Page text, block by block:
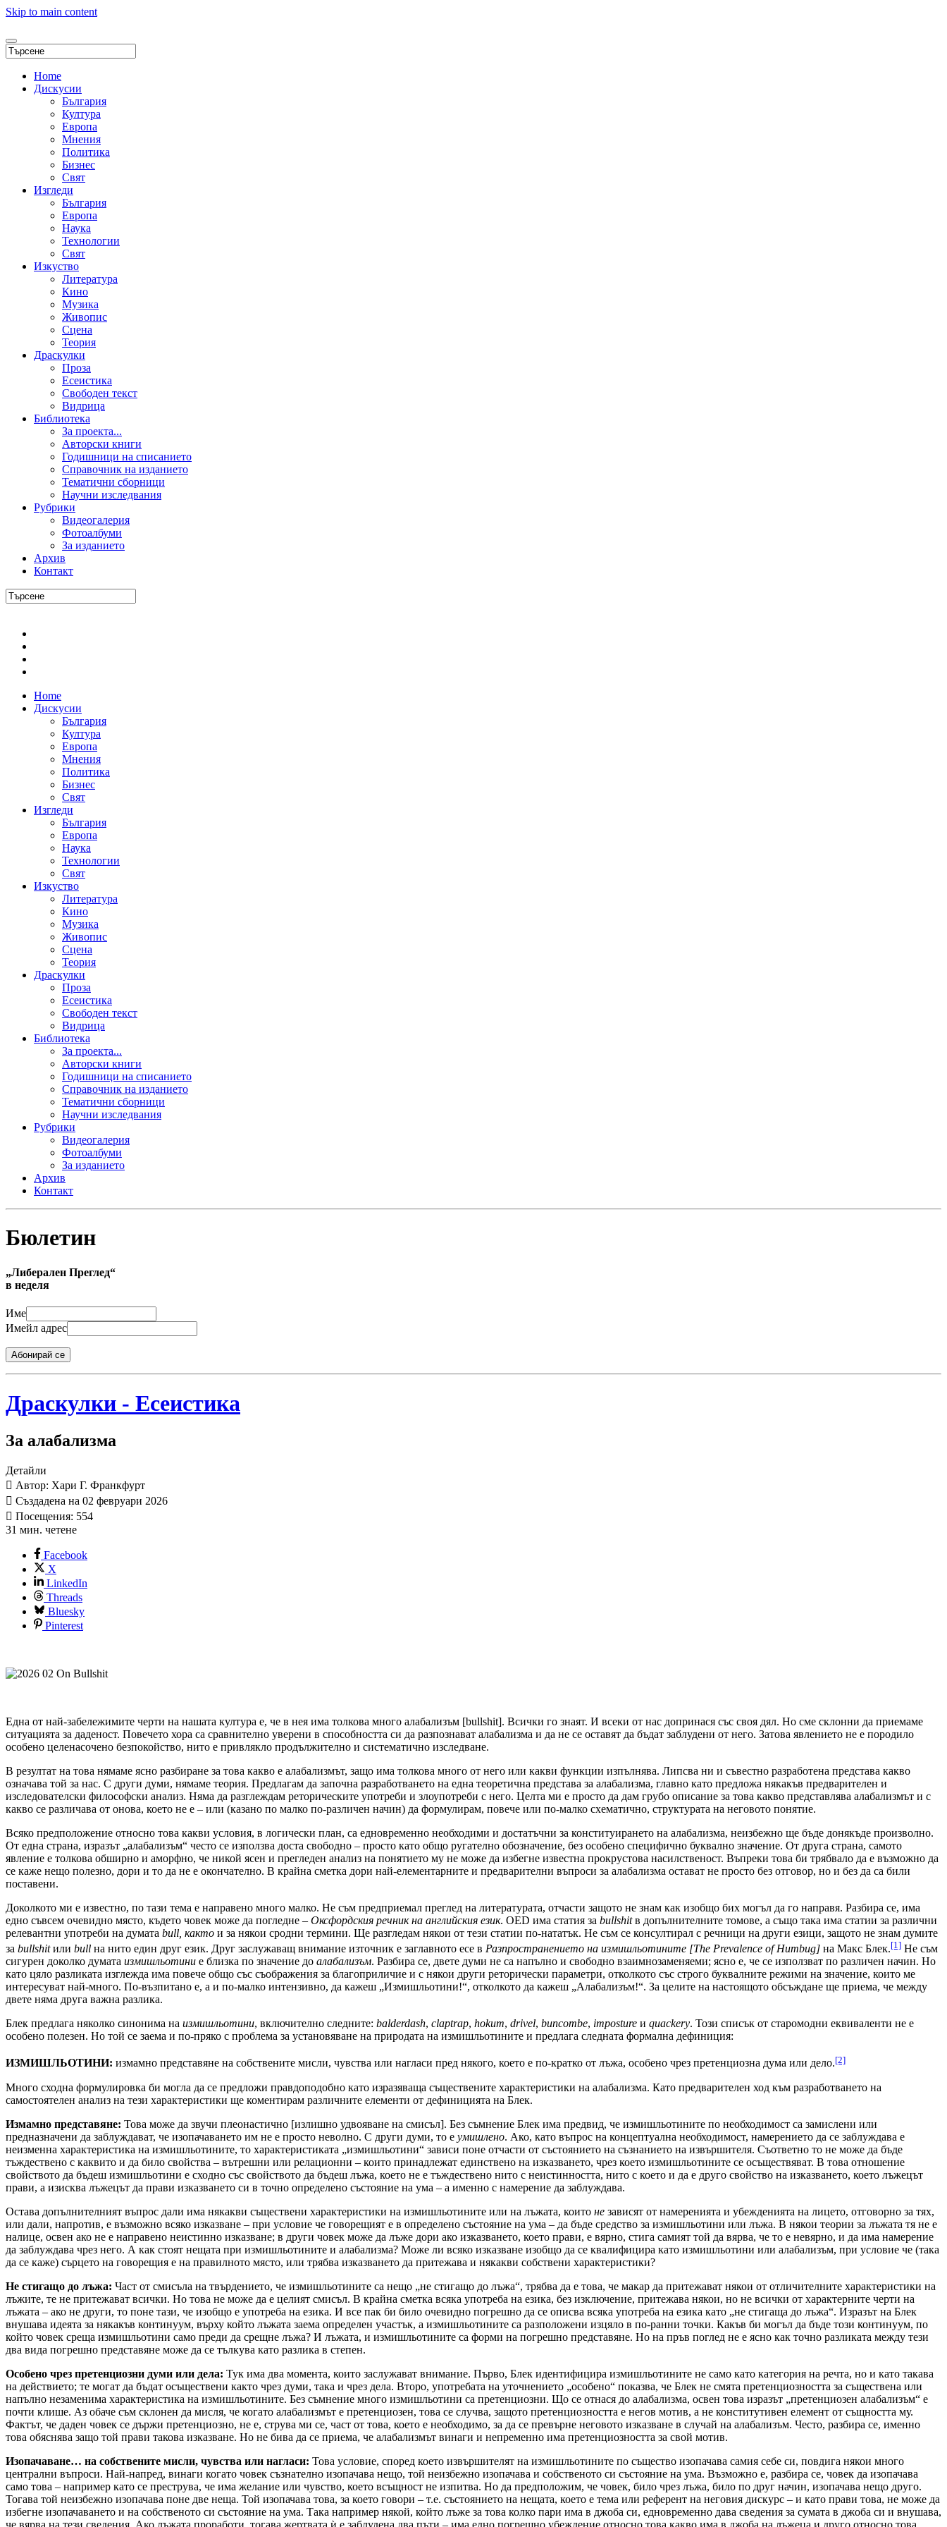
Skip to main content
Home
Дискусии
България
Култура
Европа
Мнения
Политика
Бизнес
Свят
Изгледи
България
Европа
Наука
Технологии
Свят
Изкуство
Литература
Кино
Музика
Живопис
Сцена
Теория
Драскулки
Проза
Есеистика
Свободен текст
Видрица
Библиотека
За проекта...
Авторски книги
Годишници на списанието
Справочник на изданието
Тематични сборници
Научни изследвания
Рубрики
Видеогалерия
Фотоалбуми
За изданието
Архив
Контакт
Home
Дискусии
България
Култура
Европа
Мнения
Политика
Бизнес
Свят
Изгледи
България
Европа
Наука
Технологии
Свят
Изкуство
Литература
Кино
Музика
Живопис
Сцена
Теория
Драскулки
Проза
Есеистика
Свободен текст
Видрица
Библиотека
За проекта...
Авторски книги
Годишници на списанието
Справочник на изданието
Тематични сборници
Научни изследвания
Рубрики
Видеогалерия
Фотоалбуми
За изданието
Архив
Контакт
Бюлетин
„Либерален Преглед“
в неделя
Име
Имейл адрес
Абонирай се
Драскулки - Есеистика
За алабализма
Детайли
Автор: Хари Г. Франкфурт
Създадена на 02 февруари 2026
Посещения: 554
31 мин. четене
Facebook
X
LinkedIn
Threads
Bluesky
Pinterest
Една от най-забележимите черти на нашата култура е, че в нея има толкова много алабализъм [bullshit]. Всички го знаят. И всеки от нас допринася със своя дял. Но сме склонни да приемаме
ситуацията за даденост. Повечето хора са сравнително уверени в способността си да разпознават алабализма и да не се оставят да бъдат заблудени от него. Затова явлението не е породило
особено целенасочено безпокойство, нито е привлякло продължително и систематично изследване.
В резултат на това нямаме ясно разбиране за това какво е алабализмът, защо има толкова много от него или какви функции изпълнява. Липсва ни и съвестно разработена представа какво
означава той за нас. С други думи, нямаме теория. Предлагам да започна разработването на една теоретична представа за алабализма, главно като предложа някакъв предварителен и
изследователски философски анализ. Няма да разглеждам реторическите употреби и злоупотреби с него. Целта ми е просто да дам грубо описание за това какво представлява алабализмът и с
какво се различава от онова, което не е – или (казано по малко по-различен начин) да формулирам, повече или по-малко схематично, структурата на неговото понятие.
Всяко предположение относно това какви условия, в логически план, са едновременно необходими и достатъчни за конституирането на алабализма, неизбежно ще бъде донякъде произволно.
От една страна, изразът „алабализъм“ често се използва доста свободно – просто като общо ругателно обозначение, без особено специфично буквално значение. От друга страна, самото
явление е толкова обширно и аморфно, че никой ясен и прегледен анализ на понятието му не може да избегне известна прокрустова насилственост. Въпреки това би трябвало да е възможно да
се каже нещо полезно, дори и то да не е окончателно. В крайна сметка дори най-елементарните и предварителни въпроси за алабализма остават не просто без отговор, но и без да са били
поставени.
Доколкото ми е известно, по тази тема е направено много малко. Не съм предприемал преглед на литературата, отчасти защото не знам как изобщо бих могъл да го направя. Разбира се, има
едно съвсем очевидно място, където човек може да погледне – Оксфордския речник на английския език. OED има статия за bullshitв допълнителните томове, а също така има статии за различни
релевантни употреби на думата bull , както и за някои сродни термини. Ще разгледам някои от тези статии по-нататък. Не съм се консултирал с речници на други езици, защото не знам думите
за bullshitили bull на нито един друг език. Друг заслужаващ внимание източник е заглавното есе в Разпространението на измишльотините [The Prevalence of Humbug] на Макс Блек.[1] Не съм
сигурен доколко думата измишльотини е близка по значение до алабализъм. Разбира се, двете думи не са напълно и свободно взаимнозаменяеми; ясно е, че се използват по различен начин. Но
като цяло разликата изглежда има повече общо със съображения за благоприличие и с някои други реторически параметри, отколкото със строго буквалните режими на значение, които ме
интересуват най-много. По-възпитано е, а и по-малко интензивно, да кажеш „Измишльотини!“, отколкото да кажеш „Алабализъм!“. За целите на настоящото обсъждане ще приема, че между
двете няма друга важна разлика.
Блек предлага няколко синонима на измишльотини, включително следните: balderdash, claptrap, hokum, drivel, buncombe, imposture и quackery. Този списък от старомодни еквиваленти не е
особено полезен. Но той се заема и по-пряко с проблема за установяване на природата на измишльотините и предлага следната формална дефиниция:
ИЗМИШЛЬОТИНИ: измамно представяне на собствените мисли, чувства или нагласи пред някого, което е по-кратко от лъжа, особено чрез претенциозна дума или дело.[2]
Много сходна формулировка би могла да се предложи правдоподобно като изразяваща съществените характеристики на алабализма. Като предварителен ход към разработването на
самостоятелен анализ на тези характеристики ще коментирам различните елементи от дефиницията на Блек.
Измамно представяне: Това може да звучи плеонастично [излишно удвояване на смисъл]. Без съмнение Блек има предвид, че измишльотините по необходимост са замислени или
предназначени да заблуждават, че изопачаването им не е просто неволно. С други думи, то е умишлено. Ако, като въпрос на концептуална необходимост, намерението да се заблуждава е
неизменна характеристика на измишльотините, то характеристиката „измишльотини“ зависи поне отчасти от състоянието на съзнанието на извършителя. Съответно то не може да бъде
тъждествено с каквито и да било свойства – вътрешни или релационни – които принадлежат единствено на изказването, чрез което измишльотините се осъществяват. В това отношение
свойството да бъдеш измишльотини е сходно със свойството да бъдеш лъжа, което не е тъждествено нито с неистинността, нито с което и да е друго свойство на изказването, което лъжецът
прави, а изисква лъжецът да прави изказването си в точно определено състояние на ума – а именно с намерение да заблуждава.
Остава допълнителният въпрос дали има някакви съществени характеристики на измишльотините или на лъжата, които не зависят от намеренията и убежденията на лицето, отговорно за тях,
или дали, напротив, е възможно всяко изказване – при условие че говорещият е в определено състояние на ума – да бъде средство за измишльотини или лъжа. В някои теории за лъжата тя не е
налице, освен ако не е направено неистинно изказване; в други човек може да лъже дори ако изказването, което прави, е вярно, стига самият той да вярва, че то е невярно, и да има намерение
да заблуждава чрез него. А как стоят нещата при измишльотините и алабализма? Може ли всяко изказване изобщо да се квалифицира като измишльотини или алабализъм, при условие че (така
да се каже) сърцето на говорещия е на правилното място, или трябва изказването да притежава и някакви собствени характеристики?
Не стигащо до лъжа: Част от смисъла на твърдението, че измишльотините са нещо „не стигащо до лъжа“, трябва да е това, че макар да притежават някои от отличителните характеристики на
лъжите, те не притежават всички. Но това не може да е целият смисъл. В крайна сметка всяка употреба на езика, без изключение, притежава някои, но не всички от характерните черти на
лъжата – ако не други, то поне тази, че изобщо е употреба на езика. И все пак би било очевидно погрешно да се описва всяка употреба на езика като „не стигаща до лъжа“. Изразът на Блек
внушава идеята за някакъв континуум, върху който лъжата заема определен участък, а измишльотините са разположени изцяло в по-ранни точки. Какъв би могъл да бъде този континуум, по
който човек среща измишльотини само преди да срещне лъжа? И лъжата, и измишльотините са форми на погрешно представяне. Но на пръв поглед не е ясно как точно разликата между тези
два вида погрешно представяне може да се тълкува като разлика в степен.
Особено чрез претенциозни думи или дела: Тук има два момента, които заслужават внимание. Първо, Блек идентифицира измишльотините не само като категория на речта, но и като такава
на действието; те могат да бъдат осъществени както чрез думи, така и чрез дела. Второ, употребата на уточнението „особено“ показва, че Блек не смята претенциозността за съществена или
напълно незаменима характеристика на измишльотините. Без съмнение много измишльотини са претенциозни. Що се отнася до алабализма, освен това изразът „претенциозен алабализъм“ е
почти клише. Аз обаче съм склонен да мисля, че когато алабализмът е претенциозен, това се случва, защото претенциозността е негов мотив, а не конститутивен елемент от същността му.
Фактът, че даден човек се държи претенциозно, не е, струва ми се, част от това, което е необходимо, за да се превърне неговото изказване в случай на алабализъм. Често, разбира се, именно
това обяснява защо той прави такова изказване. Но не бива да се приема, че алабализмът винаги и непременно има претенциозността за свой мотив.
Изопачаване… на собствените мисли, чувства или нагласи: Това условие, според което извършителят на измишльотините по същество изопачава самия себе си, повдига някои много
централни въпроси. Най-напред, винаги когато човек съзнателно изопачава нещо, той неизбежно изопачава и собственото си състояние на ума. Възможно е, разбира се, човек да изопачава
само това – например като се преструва, че има желание или чувство, което всъщност не изпитва. Но да предположим, че човек, било чрез лъжа, било по друг начин, изопачава нещо друго.
Тогава той неизбежно изопачава поне две неща. Той изопачава това, за което говори – т.е. състоянието на нещата, което е тема или референт на неговия дискурс – и като прави това, не може да
избегне изопачаването и на собственото си състояние на ума. Така например някой, който лъже за това колко пари има в джоба си, едновременно дава сведения за сумата в джоба си и внушава,
че вярва на тези сведения. Ако лъжата проработи, тогава жертвата ѝ е заблудена два пъти – има едно погрешно убеждение относно това какво има в джоба на лъжеца и друго относно това